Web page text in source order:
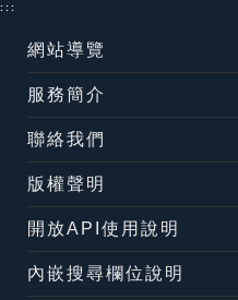
:::
網站導覽
服務簡介
聯絡我們
版權聲明
開放API使用說明
內嵌搜尋欄位說明